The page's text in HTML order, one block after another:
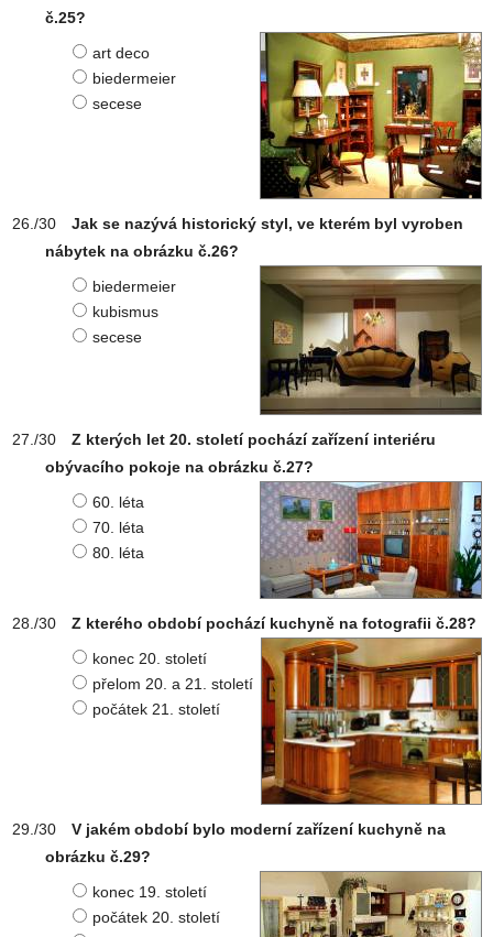
č.25?
art deco
biedermeier
secese
Jak se nazývá historický styl, ve kterém byl vyroben
nábytek na obrázku č.26?
biedermeier
kubismus
secese
Z kterých let 20. století pochází zařízení interiéru
obývacího pokoje na obrázku č.27?
60. léta
70. léta
80. léta
Z kterého období pochází kuchyně na fotografii č.28?
konec 20. století
přelom 20. a 21. století
počátek 21. století
V jakém období bylo moderní zařízení kuchyně na
obrázku č.29?
konec 19. století
počátek 20. století